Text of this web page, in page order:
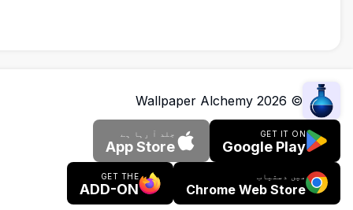
©
2026
Wallpaper Alchemy
GET IT ON
Google Play
جلد آ رہا ہے
App Store
میں دستیاب
Chrome Web Store
GET THE
ADD-ON